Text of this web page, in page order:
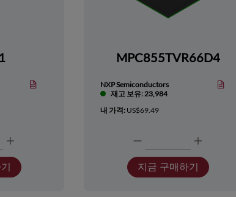
MPC855TVR66D4
NXP Semiconductors
재고 보유: 23,984
내 가격: US$69.49
지금 구매하기